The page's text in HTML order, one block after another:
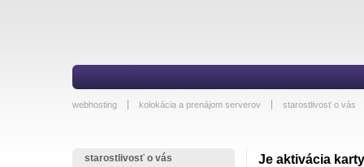
webhosting kolokácia a prenájom serverov starostlivosť o vás
starostlivosť o vás Je aktivácia